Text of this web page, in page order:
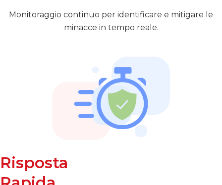
Monitoraggio continuo per identificare e mitigare le
minacce in tempo reale.
Risposta